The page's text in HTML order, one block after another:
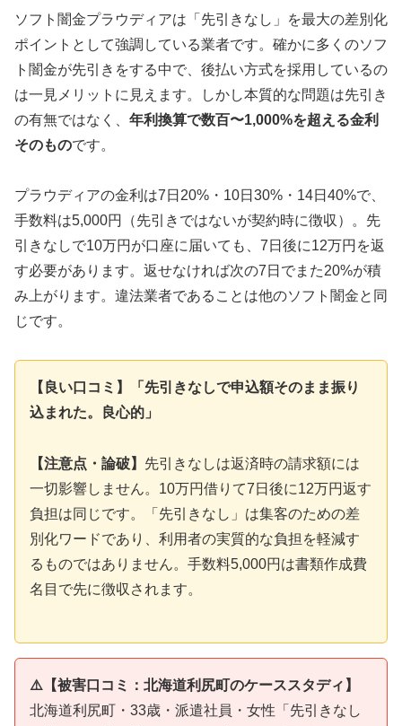
ソフト闇金プラウディアは「先引きなし」を最大の差別化
ポイントとして強調している業者です。確かに多くのソフ
ト闇金が先引きをする中で、後払い方式を採用しているの
は一見メリットに見えます。しかし本質的な問題は先引き
の有無ではなく、 年利換算で数百〜1,000%を超える金利
そのものです。
プラウディアの金利は7日20%・10日30%・14日40%で、
手数料は5,000円（先引きではないが契約時に徴収）。先
引きなしで10万円が口座に届いても、7日後に12万円を返
す必要があります。返せなければ次の7日でまた20%が積
み上がります。違法業者であることは他のソフト闇金と同
じです。
【良い口コミ】「先引きなしで申込額そのまま振り
込まれた。良心的」
【注意点・論破】 先引きなしは返済時の請求額には
一切影響しません。10万円借りて7日後に12万円返す
負担は同じです。「先引きなし」は集客のための差
別化ワードであり、利用者の実質的な負担を軽減す
るものではありません。手数料5,000円は書類作成費
名目で先に徴収されます。
⚠️【被害口コミ：北海道利尻町のケーススタディ】
北海道利尻町・33歳・派遣社員・女性「先引きなし